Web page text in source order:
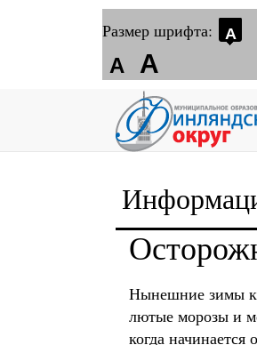
Размер шрифта: А
А А
Нынешние зимы
лютые морозы и
когда